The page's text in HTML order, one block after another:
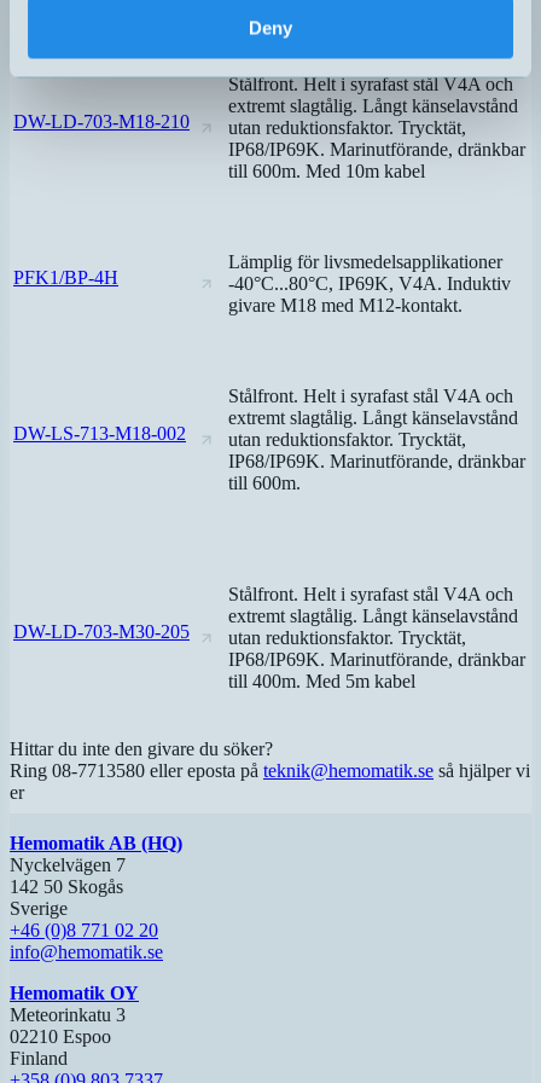
Deny
DW-LD-703-M18-210
Stålfront. Helt i syrafast stål V4A och
extremt slagtålig. Långt känselavstånd
utan reduktionsfaktor. Trycktät,
IP68/IP69K. Marinutförande, dränkbar
till 600m. Med 10m kabel
PFK1/BP-4H
Lämplig för livsmedelsapplikationer
-40°C...80°C, IP69K, V4A. Induktiv
givare M18 med M12-kontakt.
DW-LS-713-M18-002
Stålfront. Helt i syrafast stål V4A och
extremt slagtålig. Långt känselavstånd
utan reduktionsfaktor. Trycktät,
IP68/IP69K. Marinutförande, dränkbar
till 600m.
DW-LD-703-M30-205
Stålfront. Helt i syrafast stål V4A och
extremt slagtålig. Långt känselavstånd
utan reduktionsfaktor. Trycktät,
IP68/IP69K. Marinutförande, dränkbar
till 400m. Med 5m kabel
Hittar du inte den givare du söker?
Ring 08-7713580 eller eposta på teknik@hemomatik.se så hjälper vi
er
Hemomatik AB (HQ)
Nyckelvägen 7
142 50 Skogås
Sverige
+46 (0)8 771 02 20
info@hemomatik.se
Hemomatik OY
Meteorinkatu 3
02210 Espoo
Finland